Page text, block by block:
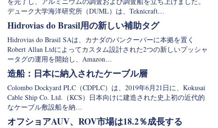
デューク大学海洋研究所（DUML）は、Teknicraft…
Hidrovias do Brasil用の新しい補助タグ
Hidrovias do Brasil SAは、カナダのバンクーバーに本拠を置く
Robert Allan Ltdによってカスタム設計された2つの新しいプッシャ
ータグの運用を開始し、Amazon…
造船：日本に納入されたケーブル層
Colombo Dockyard PLC（CDPLC）は、2019年6月21日に、Kokusai
Cable Ship Co. Ltd.（KCS）日本向けに建造された史上初の近代的
なケーブル敷設船を納…
オフショアAUV、ROV市場は18.2％成長する